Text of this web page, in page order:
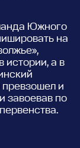
Южного
на
истории, а в
превзошел и
завоевав по